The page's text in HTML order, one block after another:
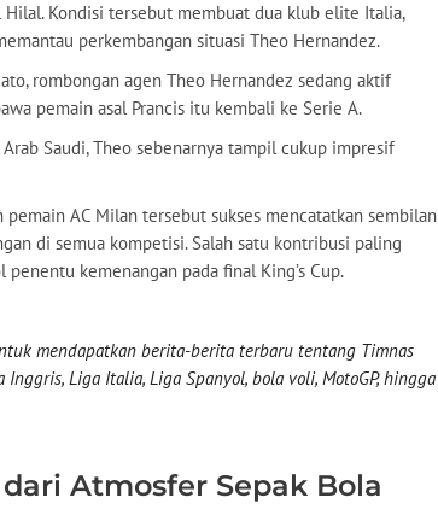
Hilal. Kondisi tersebut membuat dua klub elite Italia,
perkembangan situasi Theo Hernandez.
rombongan agen Theo Hernandez sedang aktif
pemain asal Prancis itu kembali ke Serie A.
Saudi, Theo sebenarnya tampil cukup impresif
AC Milan tersebut sukses mencatatkan sembilan
di semua kompetisi. Salah satu kontribusi paling
kemenangan pada final King’s Cup.
mendapatkan berita-berita terbaru tentang Timnas
Inggris, Liga Italia, Liga Spanyol, bola voli, MotoGP, hingga
Atmosfer Sepak Bola